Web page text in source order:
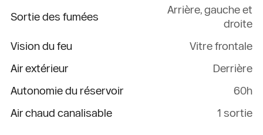
Sortie des fumées
Arrière, gauche et
droite
Vision du feu
Vitre frontale
Air extérieur
Derrière
Autonomie du réservoir
60h
Air chaud canalisable
1 sortie